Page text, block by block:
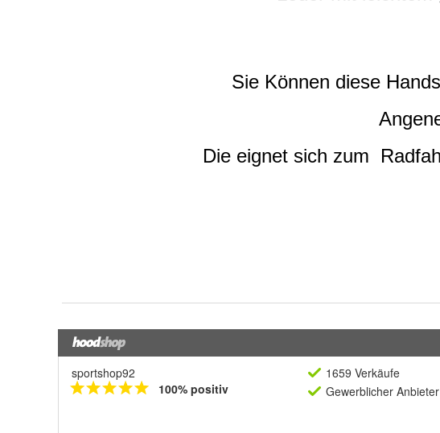
sportshop92
100% positiv
1659 Verkäufe
Gewerblicher Anbieter